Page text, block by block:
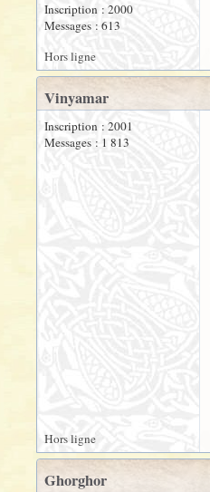
Inscription : 2000
Messages : 613
Hors ligne
Vinyamar
Inscription : 2001
Messages : 1 813
Hors ligne
Ghorghor